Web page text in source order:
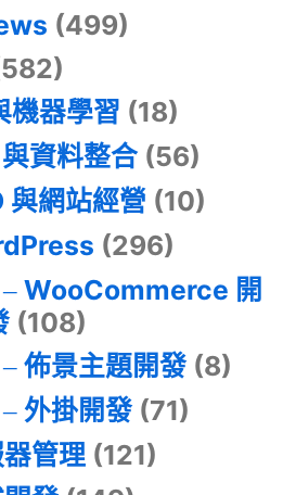
(499)
機器學習 (18)
資料整合(56)
與網站經營 (10)
(296)
WooCommerce 開
(108)
佈景主題開發(8)
外掛開發(71)
管理(121)